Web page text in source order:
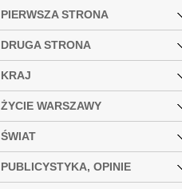
PIERWSZA STRONA
DRUGA STRONA
KRAJ
ŻYCIE WARSZAWY
ŚWIAT
PUBLICYSTYKA, OPINIE